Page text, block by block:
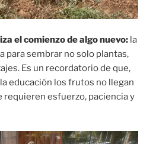
el comienzo de algo nuevo: la
para sembrar no solo plantas,
Es un recordatorio de que,
educación los frutos no llegan
requieren esfuerzo, paciencia y